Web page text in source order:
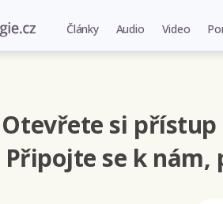
Články Audio Video
Otevřete si přístup
Připojte se k nám,